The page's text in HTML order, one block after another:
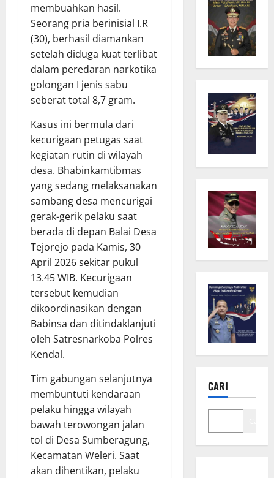
membuahkan hasil.
Seorang pria berinisial I.R
(30), berhasil diamankan
setelah diduga kuat terlibat
dalam peredaran narkotika
golongan I jenis sabu
seberat total 8,7 gram.
Kasus ini bermula dari
kecurigaan petugas saat
kegiatan rutin di wilayah
desa. Bhabinkamtibmas
yang sedang melaksanakan
sambang desa mencurigai
gerak-gerik pelaku saat
berada di depan Balai Desa
Tejorejo pada Kamis, 30
April 2026 sekitar pukul
13.45 WIB. Kecurigaan
tersebut kemudian
dikoordinasikan dengan
Babinsa dan ditindaklanjuti
oleh Satresnarkoba Polres
Kendal.
Tim gabungan selanjutnya
membuntuti kendaraan
pelaku hingga wilayah
bawah terowongan jalan
tol di Desa Sumberagung,
Kecamatan Weleri. Saat
akan dihentikan, pelaku
CARI